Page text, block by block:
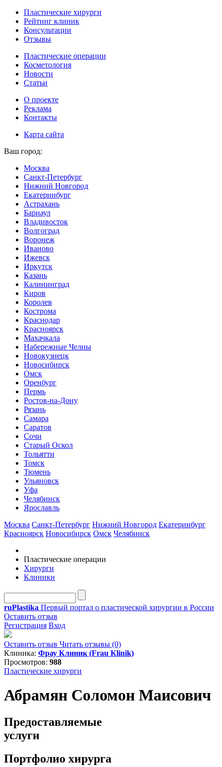
Пластические хирурги
Рейтинг клиник
Консультации
Отзывы
Пластические операции
Косметология
Новости
Статьи
О проекте
Реклама
Контакты
Карта сайта
Ваш город:
Москва
Санкт-Петербург
Нижний Новгород
Екатеринбург
Астрахань
Барнаул
Владивосток
Волгоград
Воронеж
Иваново
Ижевск
Иркутск
Казань
Калининград
Киров
Королев
Кострома
Краснодар
Красноярск
Махачкала
Набережные Челны
Новокузнецк
Новосибирск
Омск
Оренбург
Пермь
Ростов-на-Дону
Рязань
Самара
Саратов
Сочи
Старый Оскол
Тольятти
Томск
Тюмень
Ульяновск
Уфа
Челябинск
Ярославль
Москва Санкт-Петербург Нижний Новгород Екатеринбург
Красноярск Новосибирск Омск Челябинск
Пластические операции
Хирурги
Клиники
ruPlastika Первый портал о пластической хирургии в России
Оставить отзыв
Регистрация Вход
Оставить отзыв Читать отзывы (0)
Клиника: Фрау Клиник (Frau Кlinik)
Просмотров: 988
Пластические хирурги
Абрамян Соломон Маисович
Предоставляемые
услуги
Портфолио хирурга